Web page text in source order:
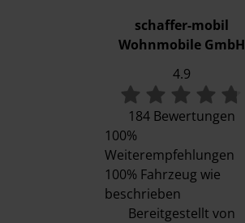
schaffer-mobil
Wohnmobile GmbH
4.9
184 Bewertungen
100%
Weiterempfehlungen
100% Fahrzeug wie
beschrieben
Bereitgestellt von